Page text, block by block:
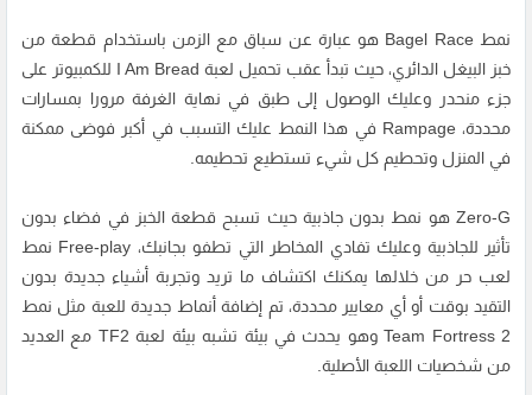
نمط Bagel Race هو عبارة عن سباق مع الزمن باستخدام قطعة من
خبز البيغل الدائري، حيث تبدأ عقب تحميل لعبة I Am Bread للكمبيوتر على
جزء منحدر وعليك الوصول إلى طبق في نهاية الغرفة مرورا بمسارات
محددة، Rampage في هذا النمط عليك التسبب في أكبر فوضى ممكنة
في المنزل وتحطيم كل شيء تستطيع تحطيمه.
Zero-G هو نمط بدون جاذبية حيث تسبح قطعة الخبز في فضاء بدون
تأثير للجاذبية وعليك تفادي المخاطر التي تطفو بجانبك، Free-play نمط
لعب حر من خلالها يمكنك اكتشاف ما تريد وتجربة أشياء جديدة بدون
التقيد بوقت أو أي معايير محددة، تم إضافة أنماط جديدة للعبة مثل نمط
Team Fortress 2 وهو يحدث في بيئة تشبه بيئة لعبة TF2 مع العديد
من شخصيات اللعبة الأصلية.